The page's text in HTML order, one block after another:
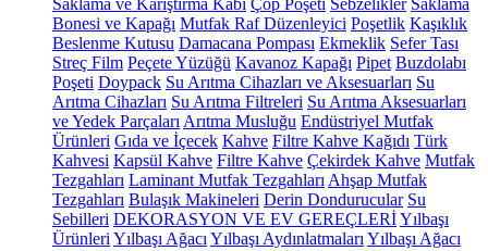
Saklama ve Karıştırma Kabı Çöp Poşeti Sebzelikler Saklama
Bonesi ve Kapağı Mutfak Raf Düzenleyici Poşetlik Kaşıklık
Beslenme Kutusu Damacana Pompası Ekmeklik Sefer Tası
Streç Film Peçete Yüzüğü Kavanoz Kapağı Pipet Buzdolabı
Poşeti Doypack Su Arıtma Cihazları ve Aksesuarları Su
Arıtma Cihazları Su Arıtma Filtreleri Su Arıtma Aksesuarları
ve Yedek Parçaları Arıtma Musluğu Endüstriyel Mutfak
Ürünleri Gıda ve İçecek Kahve Filtre Kahve Kağıdı Türk
Kahvesi Kapsül Kahve Filtre Kahve Çekirdek Kahve Mutfak
Tezgahları Laminant Mutfak Tezgahları Ahşap Mutfak
Tezgahları Bulaşık Makineleri Derin Dondurucular Su
Sebilleri DEKORASYON VE EV GEREÇLERİYılbaşı
Ürünleri Yılbaşı Ağacı Yılbaşı Aydınlatmaları Yılbaşı Ağacı